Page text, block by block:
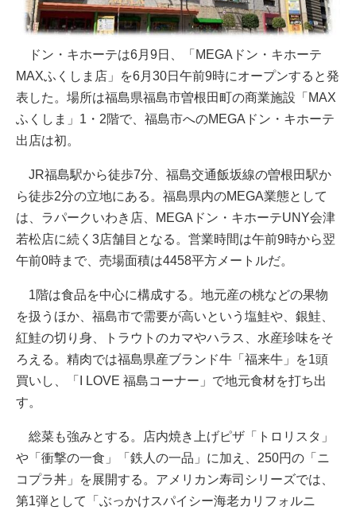
ドン・キホーテは6月9日、「MEGAドン・キホーテ
MAXふくしま店」を6月30日午前9時にオープンすると発
表した。場所は福島県福島市曽根田町の商業施設「MAX
ふくしま」1・2階で、福島市へのMEGAドン・キホーテ
出店は初。
JR福島駅から徒歩7分、福島交通飯坂線の曽根田駅か
ら徒歩2分の立地にある。福島県内のMEGA業態として
は、ラパークいわき店、MEGAドン・キホーテUNY会津
若松店に続く3店舗目となる。営業時間は午前9時から翌
午前0時まで、売場面積は4458平方メートルだ。
1階は食品を中心に構成する。地元産の桃などの果物
を扱うほか、福島市で需要が高いという塩鮭や、銀鮭、
紅鮭の切り身、トラウトのカマやハラス、水産珍味をそ
ろえる。精肉では福島県産ブランド牛「福来牛」を1頭
買いし、「I LOVE 福島コーナー」で地元食材を打ち出
す。
総菜も強みとする。店内焼き上げピザ「トロリスタ」
や「衝撃の一食」「鉄人の一品」に加え、250円の「ニ
コプラ丼」を展開する。アメリカン寿司シリーズでは、
第1弾として「ぶっかけスパイシー海老カリフォルニ